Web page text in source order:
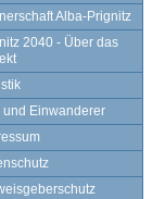
Alba-Prignitz
2040 - Über das
und Einwanderer